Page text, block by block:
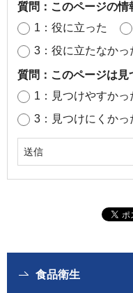
質問：このページの情
1：役に立った
3：役に立たなかっ
質問：このページは見
1：見つけやすかっ
3：見つけにくかっ
食品衛生